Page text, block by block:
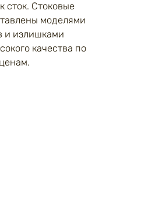
сток. Стоковые
моделями
и излишками
качества по